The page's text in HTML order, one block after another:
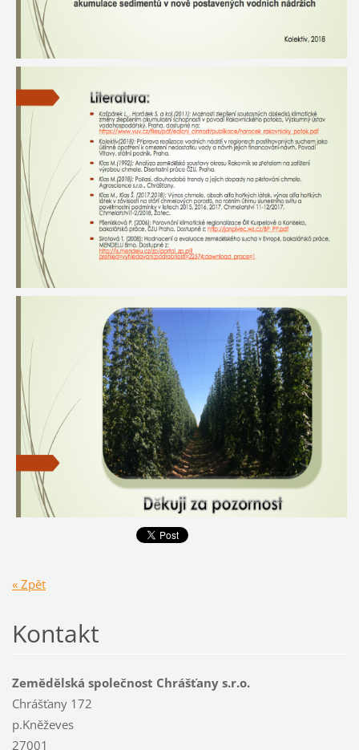
« Zpět
Kontakt
Zemědělská společnost Chrášťany s.r.o.
Chrášťany 172
p.Kněževes
27001